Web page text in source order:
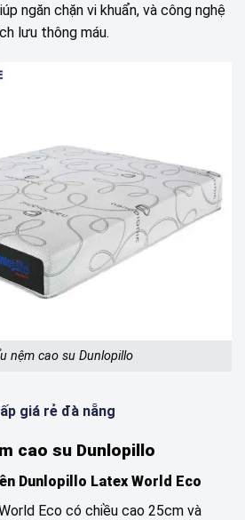
ngăn chặn vi khuẩn, và công nghệ
lưu thông máu.
nệm cao su Dunlopillo
giá rẻ đà nẵng
cao su Dunlopillo
Dunlopillo Latex World Eco
Eco có chiều cao 25cm và